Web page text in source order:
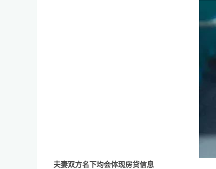
夫妻双方名下均会体现房贷信息